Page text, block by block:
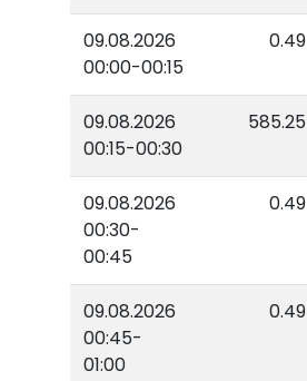
09.08.2026
00:00-00:15
0.49
09.08.2026
00:15-00:30
585.25
09.08.2026
00:30-
00:45
0.49
09.08.2026
00:45-
01:00
0.49